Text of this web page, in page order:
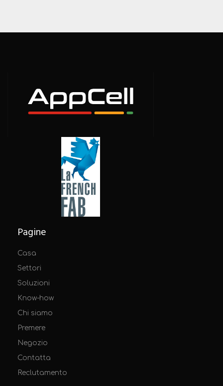
Pagine
Casa
Settori
Soluzioni
Know-how
Chi siamo
Premere
Negozio
Contatta
Reclutamento